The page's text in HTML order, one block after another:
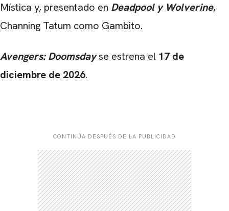
Mística y, presentado en Deadpool y Wolverine,
Channing Tatum como Gambito.
Avengers: Doomsdayse estrena el 17 de
diciembre de 2026.
CONTINÚA DESPUÉS DE LA PUBLICIDAD